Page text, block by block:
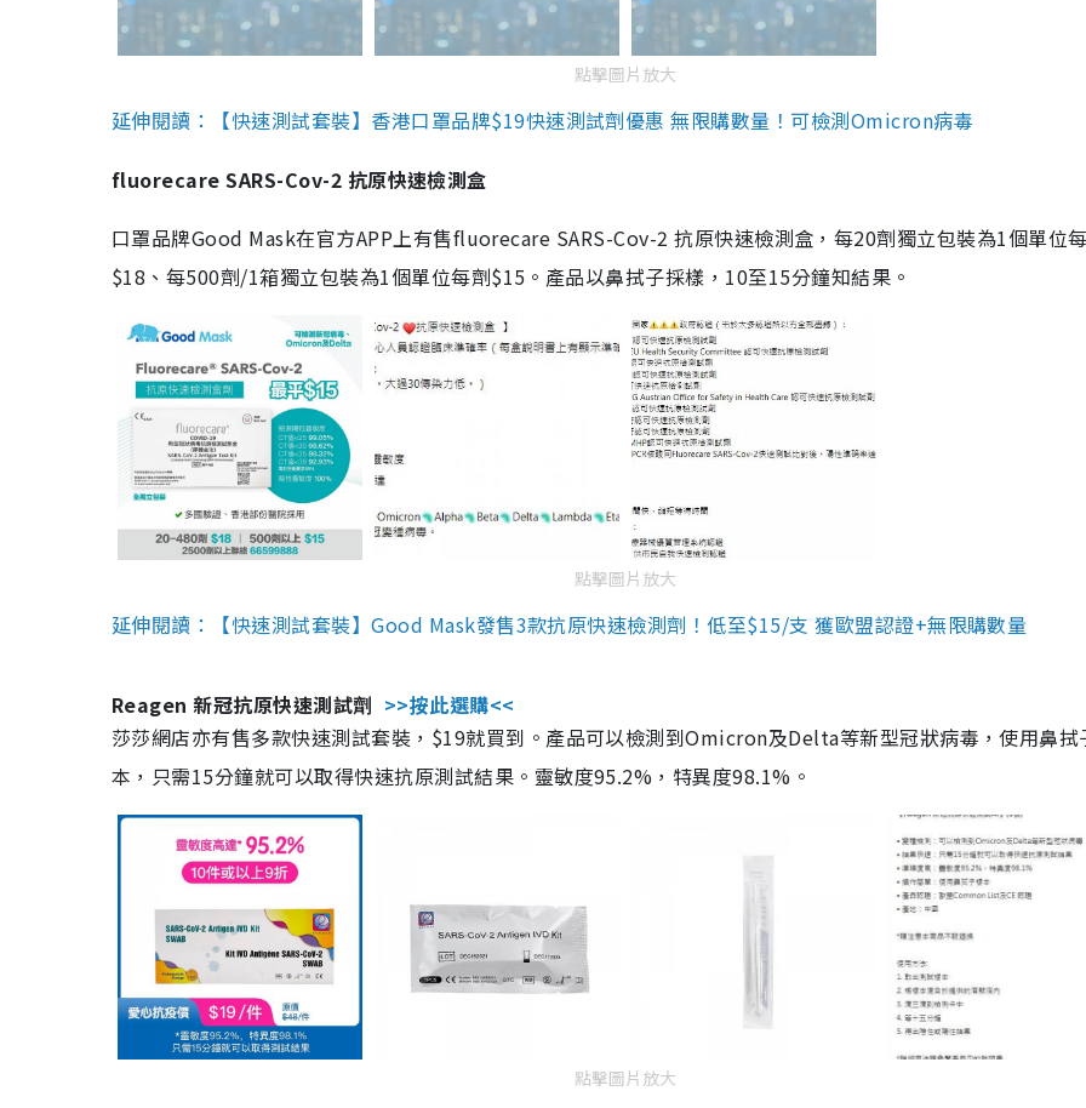
點擊圖片放大
延伸閱讀：【快速測試套裝】香港口罩品牌$19快速測試劑優惠 無限購數量！可檢測Omicron病毒
fluorecare SARS-Cov-2 抗原快速檢測盒
口罩品牌Good Mask在官方APP上有售fluorecare SARS-Cov-2 抗原快速檢測盒，每20劑獨立包裝為1個單位
$18、每500劑/1箱獨立包裝為1個單位每劑$15。產品以鼻拭子採樣，10至15分鐘知結果。
點擊圖片放大
延伸閱讀：【快速測試套裝】Good Mask發售3款抗原快速檢測劑！低至$15/支 獲歐盟認證+無限購數量
Reagen 新冠抗原快速測試劑 >>按此選購<<
莎莎網店亦有售多款快速測試套裝，$19就買到。產品可以檢測到Omicron及Delta等新型冠狀病毒，使用鼻拭
本，只需15分鐘就可以取得快速抗原測試結果。靈敏度95.2%，特異度98.1%。
點擊圖片放大